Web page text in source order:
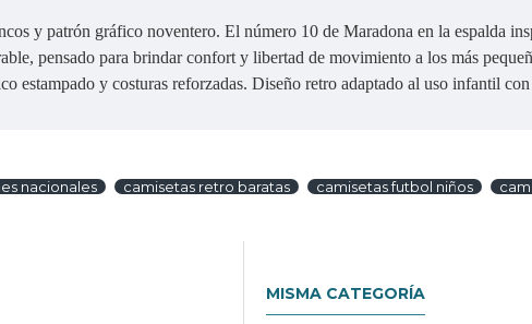
y patrón gráfico noventero. El número 10 de Maradona en la espalda
pensado para brindar confort y libertad de movimiento a los más
estampado y costuras reforzadas. Diseño retro adaptado al uso infantil
nacionales camisetas retro baratas camisetas futbol niños
MISMA CATEGORÍA